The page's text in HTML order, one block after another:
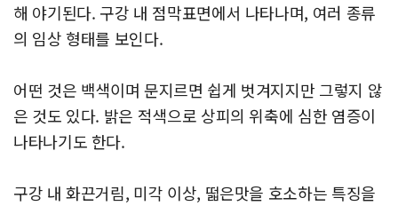
해 야기된다. 구강 내 점막표면에서 나타나며, 여러 종류
의 임상 형태를 보인다.
어떤 것은 백색이며 문지르면 쉽게 벗겨지지만 그렇지 않
은 것도 있다. 밝은 적색으로 상피의 위축에 심한 염증이
나타나기도 한다.
구강 내 화끈거림, 미각 이상, 떫은맛을 호소하는 특징을